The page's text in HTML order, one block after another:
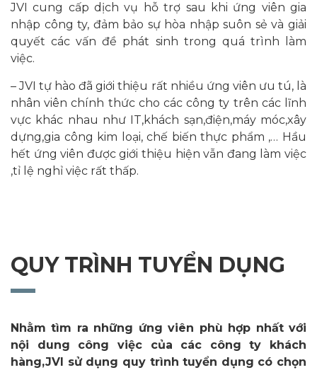
JVI cung cấp dịch vụ hỗ trợ sau khi ứng viên gia
nhập công ty, đảm bảo sự hòa nhập suôn sẻ và giải
quyết các vấn đề phát sinh trong quá trình làm
việc.
– JVI tự hào đã giới thiệu rất nhiều ứng viên ưu tú, là
nhân viên chính thức cho các công ty trên các lĩnh
vực khác nhau như IT,khách sạn,điện,máy móc,xây
dựng,gia công kim loại, chế biến thực phẩm ,… Hầu
hết ứng viên được giới thiệu hiện vẫn đang làm việc
,tỉ lệ nghỉ việc rất thấp.
QUY TRÌNH TUYỂN DỤNG
Nhằm tìm ra những ứng viên phù hợp nhất với
nội dung công việc của các công ty khách
hàng,JVI sử dụng quy trình tuyển dụng có chọn